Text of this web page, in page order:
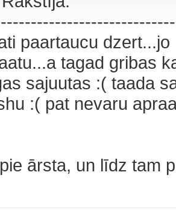
paartaucu dzert...jo
tagad gribas
sajuutas :( taada
:( pat nevaru
ārsta, un līdz tam